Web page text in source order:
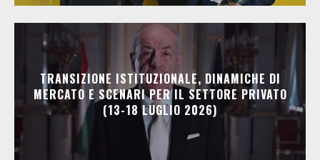
TRANSIZIONE ISTITUZIONALE, DINAMICHE DI
MERCATO E SCENARI PER IL SETTORE PRIVATO
(13-18 LUGLIO 2026)